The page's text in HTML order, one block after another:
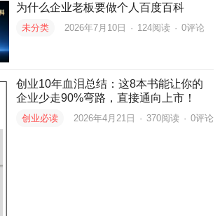
为什么企业老板要做个人百度百科
未分类 2026年7月10日 · 124阅读 · 0评论
创业10年血泪总结：这8本书能让你的
企业少走90%弯路，直接通向上市！
创业必读 2026年4月21日 · 370阅读 · 0评论